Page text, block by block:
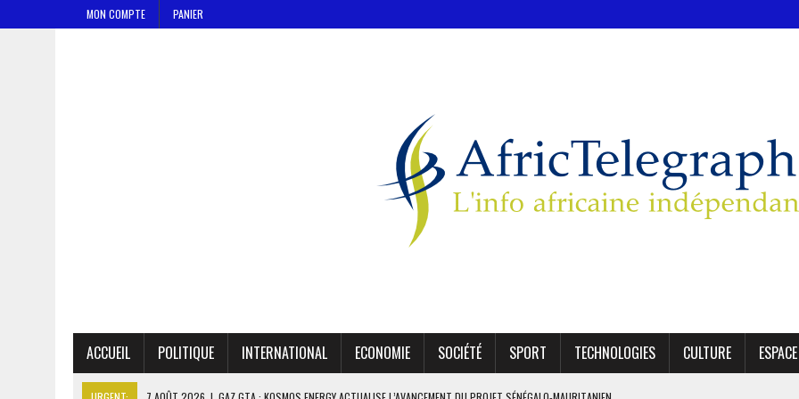
MON COMPTE PANIER
ACCUEIL POLITIQUE INTERNATIONAL ECONOMIE SOCIÉTÉ SPORT TECHNOLOGIES CULTURE